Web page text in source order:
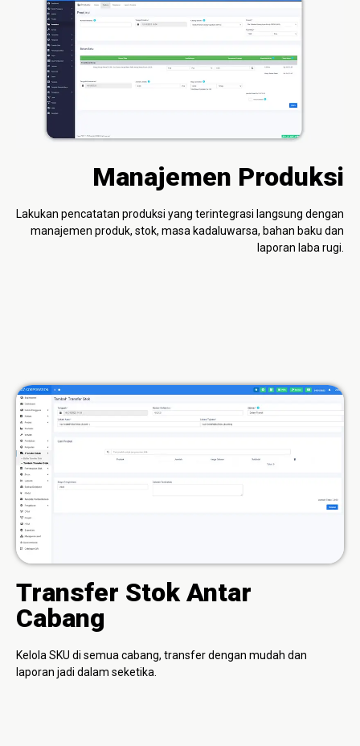
Manajemen Produksi
Lakukan pencatatan produksi yang terintegrasi langsung dengan
manajemen produk, stok, masa kadaluwarsa, bahan baku dan
laporan laba rugi.
Transfer Stok Antar
Cabang
Kelola SKU di semua cabang, transfer dengan mudah dan
laporan jadi dalam seketika.